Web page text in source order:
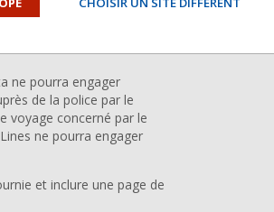
ne pourra engager
de la police par le
voyage concerné par le
ne pourra engager
et inclure une page de